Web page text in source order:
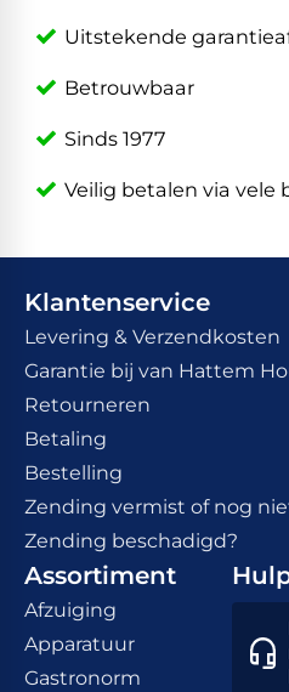
Uitstekende
Betrouwbaar
Sinds 1977
Veilig betalen via vele
Klantenservice
Levering & Verzendkosten
Garantie bij van Hattem
Retourneren
Betaling
Bestelling
Zending vermist of nog
Zending beschadigd?
Assortiment
Afzuiging
Apparatuur
Gastronorm